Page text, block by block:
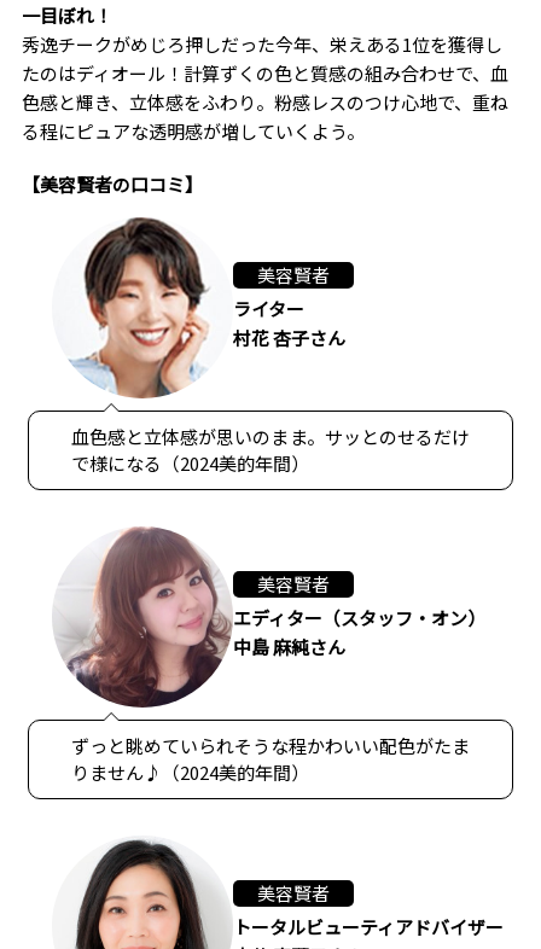
一目ぼれ！
秀逸チークがめじろ押しだった今年、栄えある1位を獲得し
たのはディオール！計算ずくの色と質感の組み合わせで、血
色感と輝き、立体感をふわり。粉感レスのつけ心地で、重ね
る程にピュアな透明感が増していくよう。
【美容賢者の口コミ】
美容賢者
ライター
村花 杏子さん
血色感と立体感が思いのまま。サッとのせるだけ
で様になる（2024美的年間）
美容賢者
エディター（スタッフ・オン）
中島 麻純さん
ずっと眺めていられそうな程かわいい配色がたま
りません♪（2024美的年間）
美容賢者
トータルビューティアドバイザー